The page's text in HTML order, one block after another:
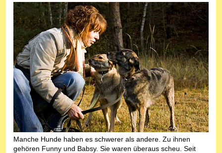
Manche Hunde haben es schwerer als andere. Zu ihnen
gehören Funny und Babsy. Sie waren überaus scheu. Seit